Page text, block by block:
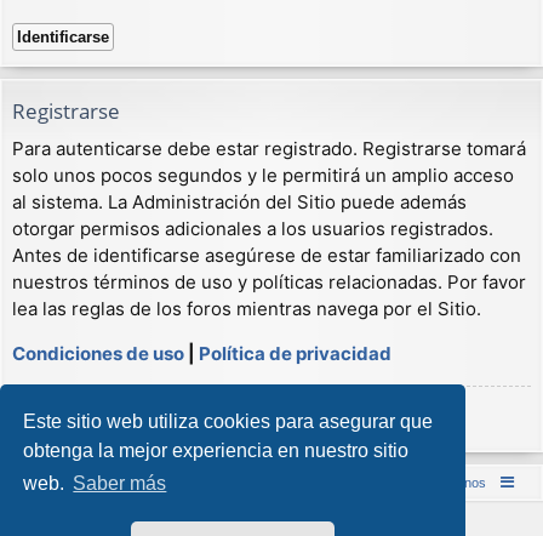
Este sitio web utiliza cookies para asegurar que
obtenga la mejor experiencia en nuestro sitio
web. Saber más
Registrarse
Para autenticarse debe estar registrado. Registrarse tomará
solo unos pocos segundos y le permitirá un amplio acceso
al sistema. La Administración del Sitio puede además
otorgar permisos adicionales a los usuarios registrados.
Antes de identificarse asegúrese de estar familiarizado con
nuestros términos de uso y políticas relacionadas. Por favor
lea las reglas de los foros mientras navega por el Sitio.
Condiciones de uso
Política de privacidad
Registrarse
Inicio (Web) Foro Punta de Lanza Wargames Contáctenos
Desarrollado porphpBB® Forum Software © phpBB Limited